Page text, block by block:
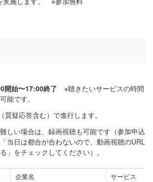
開始〜17:00終了 ※聴きたいサービスの時間
能です。
質疑応答含む）で進行します。
しい場合は、録画視聴も可能です（参加申込
当日は都合が合わないので、動画視聴のURL
企業名
サービス